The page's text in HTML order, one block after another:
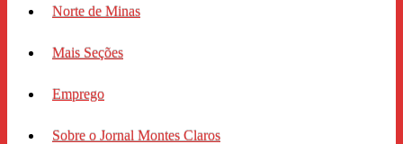
Norte de Minas
Mais Seções
Emprego
Sobre o Jornal Montes Claros